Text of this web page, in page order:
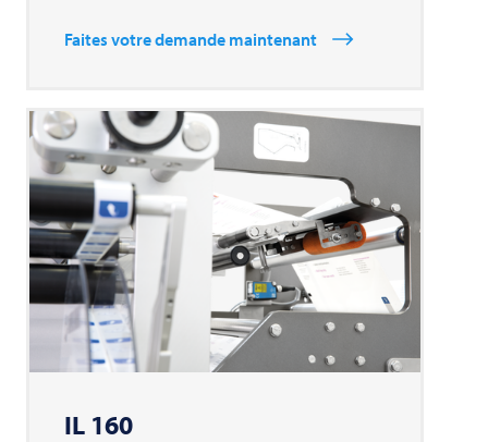
Faites votre demande maintenant
IL 160